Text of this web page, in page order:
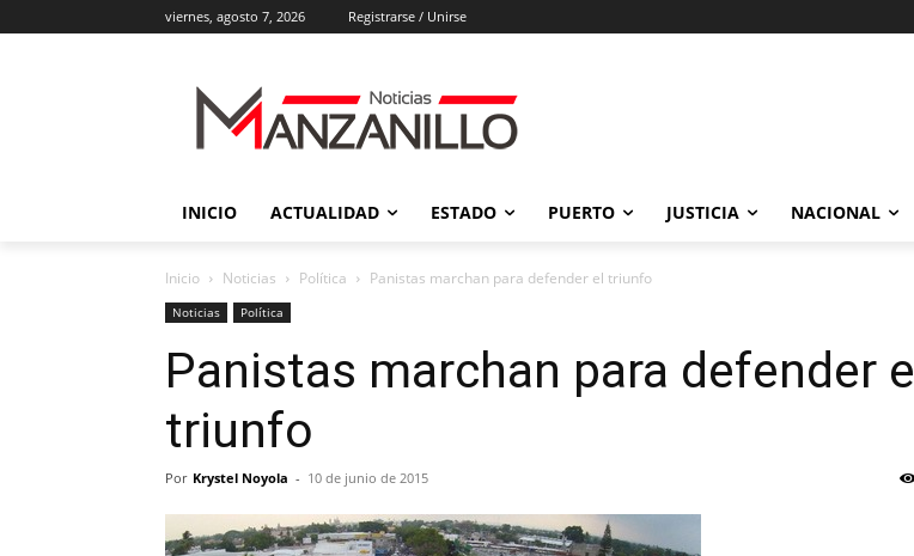
viernes, agosto 7, 2026 Registrarse / Unirse
INICIO ACTUALIDAD ESTADO PUERTO JUSTICIA NACIONAL
Inicio Noticias Política Panistas marchan para defender el triunfo
Noticias Política
Panistas marchan para defender el
triunfo
Por Krystel Noyola - 10 de junio de 2015